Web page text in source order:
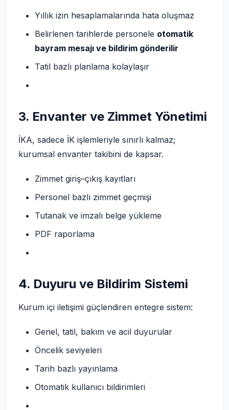
Yıllık izin hesaplamalarında hata oluşmaz
Belirlenen tarihlerde personele otomatik
bayram mesajı ve bildirim gönderilir
Tatil bazlı planlama kolaylaşır
3. Envanter ve Zimmet Yönetimi
İKA, sadece İK işlemleriyle sınırlı kalmaz;
kurumsal envanter takibini de kapsar.
Zimmet giriş–çıkış kayıtları
Personel bazlı zimmet geçmişi
Tutanak ve imzalı belge yükleme
PDF raporlama
4. Duyuru ve Bildirim Sistemi
Kurum içi iletişimi güçlendiren entegre sistem:
Genel, tatil, bakım ve acil duyurular
Öncelik seviyeleri
Tarih bazlı yayınlama
Otomatik kullanıcı bildirimleri